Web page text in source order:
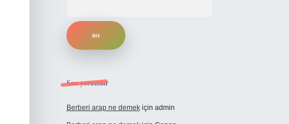
Son yorumlar
Berberi arap ne demekiçin admin